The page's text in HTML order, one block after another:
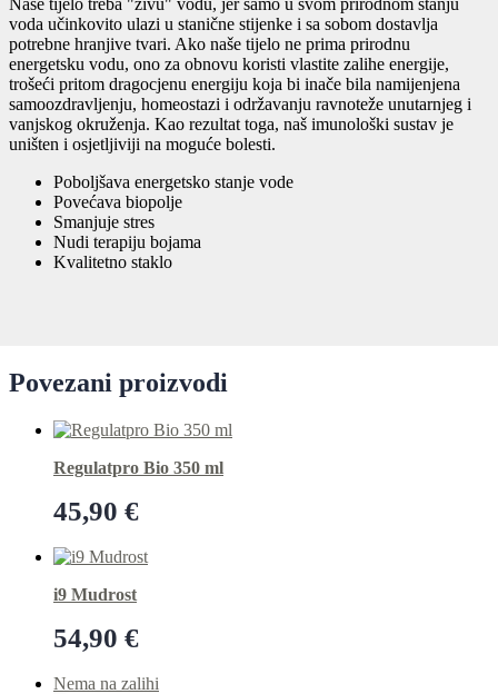
voda učinkovito ulazi u stanične stijenke i sa sobom dostavlja
potrebne hranjive tvari. Ako naše tijelo ne prima prirodnu
energetsku vodu, ono za obnovu koristi vlastite zalihe energije,
trošeći pritom dragocjenu energiju koja bi inače bila namijenjena
samoozdravljenju, homeostazi i održavanju ravnoteže unutarnjeg i
vanjskog okruženja. Kao rezultat toga, naš imunološki sustav je
uništen i osjetljiviji na moguće bolesti.
Poboljšava energetsko stanje vode
Povećava biopolje
Smanjuje stres
Nudi terapiju bojama
Kvalitetno staklo
Povezani proizvodi
Regulatpro Bio 350 ml
45,90 €
i9 Mudrost
54,90 €
Nema na zalihi